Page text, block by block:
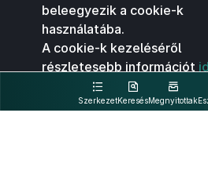
SzerkezetKeresésMegnyitottak
beleegyezik a cookie-k
használatába.
A cookie-k kezeléséről
részletesebb információt
kattintva olvashat.